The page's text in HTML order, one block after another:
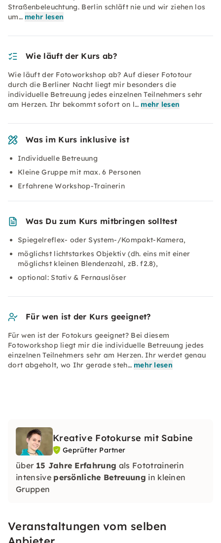
Straßenbeleuchtung. Berlin schläft nie und wir ziehen los
um… mehr lesen
Wie läuft der Kurs ab?
Wie läuft der Fotoworkshop ab? Auf dieser Fototour
durch die Berliner Nacht liegt mir besonders die
individuelle Betreuung jedes einzelnen Teilnehmers sehr
am Herzen. Ihr bekommt sofort on l… mehr lesen
Was im Kurs inklusive ist
Individuelle Betreuung
Kleine Gruppe mit max. 6 Personen
Erfahrene Workshop-Trainerin
Was Du zum Kurs mitbringen solltest
Spiegelreflex- oder System-/Kompakt-Kamera,
möglichst lichtstarkes Objektiv (dh. eins mit einer
möglichst kleinen Blendenzahl, zB. f2.8),
optional: Stativ & Fernauslöser
Für wen ist der Kurs geeignet?
Für wen ist der Fotokurs geeignet? Bei diesem
Fotoworkshop liegt mir die individuelle Betreuung jedes
einzelnen Teilnehmers sehr am Herzen. Ihr werdet genau
dort abgeholt, wo Ihr gerade steh… mehr lesen
Kreative Fotokurse mit Sabine
Geprüfter Partner
über 15 Jahre Erfahrung als Fototrainerin
intensive persönliche Betreuung in kleinen
Gruppen
eine Riesenladung Fotografie-Enthusiasmus :)
Veranstaltungen vom selben